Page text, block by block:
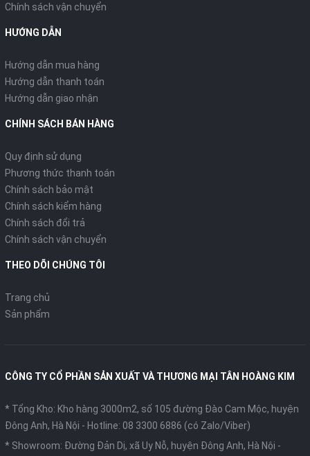
Chính sách vận chuyển
HƯỚNG DẪN
Hướng dẫn mua hàng
Hướng dẫn thanh toán
Hướng dẫn giao nhận
CHÍNH SÁCH BÁN HÀNG
Quy định sử dụng
Phương thức thanh toán
Chính sách bảo mật
Chính sách kiểm hàng
Chính sách đổi trả
Chính sách vận chuyển
THEO DÕI CHÚNG TÔI
Trang chủ
Sản phẩm
CÔNG TY CỔ PHẦN SẢN XUẤT VÀ THƯƠNG MẠI TÂN HOÀNG KIM
* Tổng Kho: Kho hàng 3000m2, số 105 đường Đào Cam Mộc, huyện
Đông Anh, Hà Nội - Hotline: 08 3300 6886 (có Zalo/Viber)
* Showroom: Đường Đản Dị, xã Uy Nỗ, huyện Đông Anh, Hà Nội -